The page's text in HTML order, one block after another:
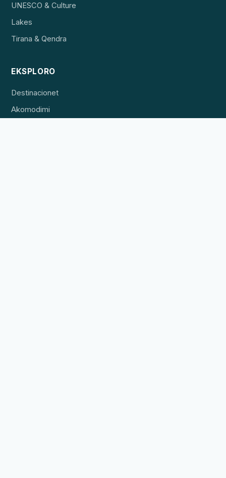
UNESCO & Culture
Lakes
Tirana & Qendra
EKSPLORO
Destinacionet
Akomodimi